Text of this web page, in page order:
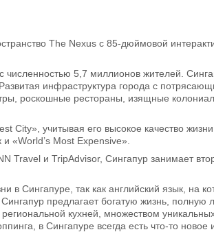
The Nexus с 85-дюймовой
5,7 миллионов жителей.
инфраструктура города с
роскошные рестораны, изящные
City», учитывая его высокое качество
«World’s Most Expensive».
Travel и TripAdvisor, Сингапур занимает
в Сингапуре, так как английский язык, на
предлагает богатую жизнь, полную
кухней, множеством
в Сингапуре всегда есть что-то новое